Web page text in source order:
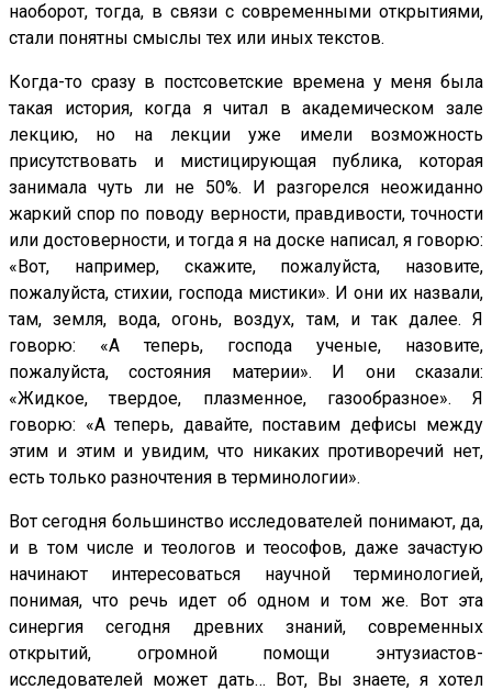
наоборот, тогда, в связи с современными открытиями,
стали понятны смыслы тех или иных текстов.
Когда-то сразу в постсоветские времена у меня была
такая история, когда я читал в академическом зале
лекцию, но на лекции уже имели возможность
присутствовать и мистицирующая публика, которая
занимала чуть ли не 50%. И разгорелся неожиданно
жаркий спор по поводу верности, правдивости, точности
или достоверности, и тогда я на доске написал, я говорю:
«Вот, например, скажите, пожалуйста, назовите,
пожалуйста, стихии, господа мистики». И они их назвали,
там, земля, вода, огонь, воздух, там, и так далее. Я
говорю: «А теперь, господа ученые, назовите,
пожалуйста, состояния материи». И они сказали:
«Жидкое, твердое, плазменное, газообразное». Я
говорю: «А теперь, давайте, поставим дефисы между
этим и этим и увидим, что никаких противоречий нет,
есть только разночтения в терминологии».
Вот сегодня большинство исследователей понимают, да,
и в том числе и теологов и теософов, даже зачастую
начинают интересоваться научной терминологией,
понимая, что речь идет об одном и том же. Вот эта
синергия сегодня древних знаний, современных
открытий, огромной помощи энтузиастов-
исследователей может дать… Вот, Вы знаете, я хотел